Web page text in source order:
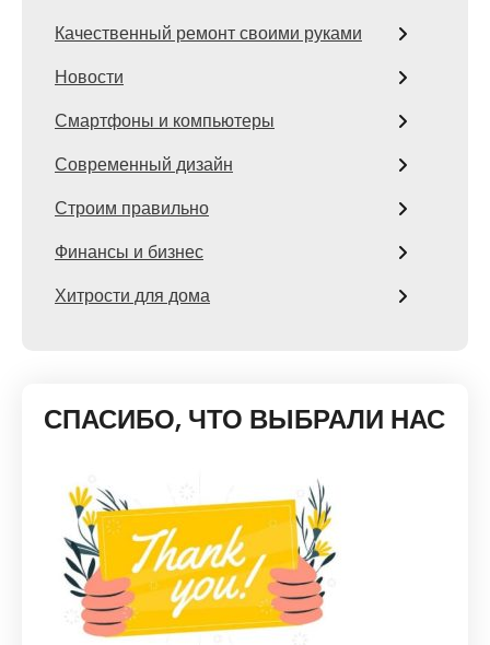
Качественный ремонт своими руками
Новости
Смартфоны и компьютеры
Современный дизайн
Строим правильно
Финансы и бизнес
Хитрости для дома
СПАСИБО, ЧТО ВЫБРАЛИ НАС